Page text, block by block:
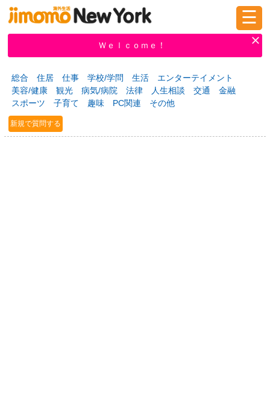
新規登録
掲示板 タウン情報 教えて！
☰
Ｗｅｌｃｏｍｅ！
総合 住居 仕事 学校/学問 生活
エンターテイメント
美容/健康
観光 病気/病院 法律 人生相談 交通
金融
スポーツ
子育て 趣味 PC関連 その他
新規で質問する